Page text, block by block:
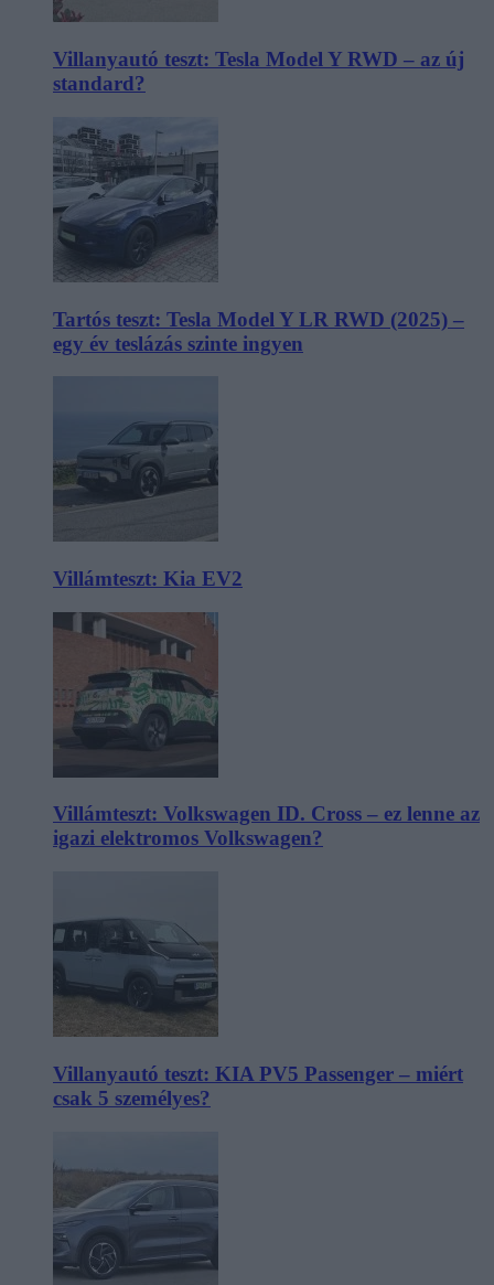
Villanyautó teszt: Tesla Model Y RWD – az új
standard?
Tartós teszt: Tesla Model Y LR RWD (2025) –
egy év teslázás szinte ingyen
Villámteszt: Kia EV2
Villámteszt: Volkswagen ID. Cross – ez lenne az
igazi elektromos Volkswagen?
Villanyautó teszt: KIA PV5 Passenger – miért
csak 5 személyes?